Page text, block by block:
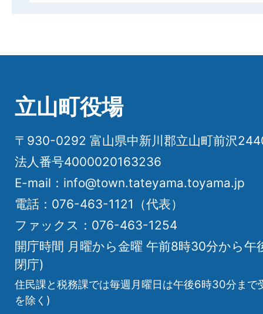
立山町役場
〒930-0292 富山県中新川郡立山町前沢
法人番号4000020163236
E-mail：info@town.tateyama.toyama.jp
電話：076-463-1121（代表）
ファックス：076-463-1254
開庁時間 月曜から金曜 午前8時30分から午
閉庁)
住民課と税務課では毎週月曜日は午後6時30分まで
を除く)